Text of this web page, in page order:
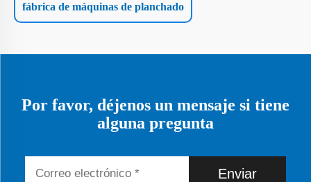
fábrica de máquinas de planchado
Por favor, déjenos un mensaje si tiene
alguna pregunta
Enviar